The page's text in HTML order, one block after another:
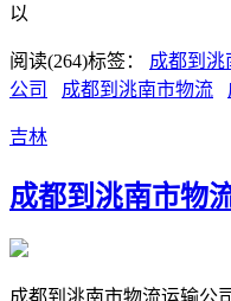
以
阅读(264)标签： 成都到洮
公司
成都到洮南市物流
吉林
成都到洮南市物
成都到洮南市物流运输公